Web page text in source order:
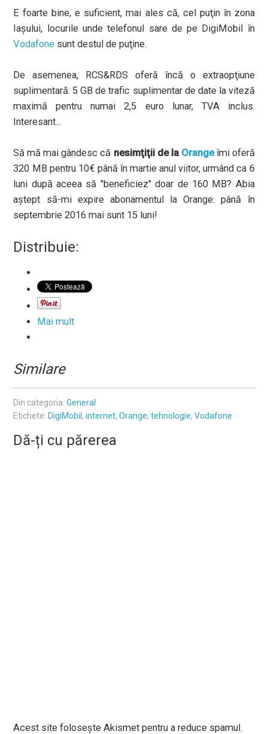
E foarte bine, e suficient, mai ales că, cel puţin în zona
Iaşului, locurile unde telefonul sare de pe DigiMobil în
Vodafone sunt destul de puţine.
De asemenea, RCS&RDS oferă încă o extraopţiune
suplimentară: 5 GB de trafic suplimentar de date la viteză
maximă pentru numai 2,5 euro lunar, TVA inclus.
Interesant...
Să mă mai gândesc că nesimţiţii de la Orangeîmi oferă
320 MB pentru 10€ până în martie anul viitor, urmând ca 6
luni după aceea să "beneficiez" doar de 160 MB? Abia
aştept să-mi expire abonamentul la Orange: până în
septembrie 2016 mai sunt 15 luni!
Distribuie:
Mai mult
Similare
Din categoria:General
Etichete: DigiMobil ,internet,Orange,tehnologie,Vodafone
Dă-ți cu părerea
Acest site folosește Akismet pentru a reduce spamul.